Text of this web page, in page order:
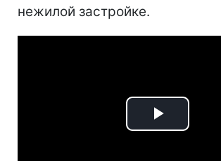
нежилой застройке.
Play